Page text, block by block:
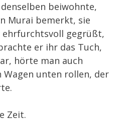
beiwohnte,
Murai bemerkt, sie
ehrfurchtsvoll gegrüßt,
er ihr das Tuch,
hörte man auch
Wagen unten rollen, der
Zeit.